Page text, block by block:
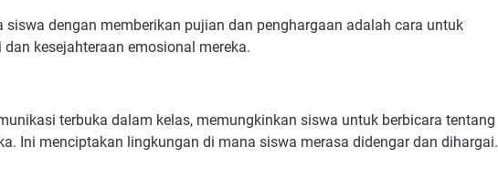
siswa dengan memberikan pujian dan penghargaan adalah cara untuk
kesejahteraan emosional mereka.
terbuka dalam kelas, memungkinkan siswa untuk berbicara tentang
Ini menciptakan lingkungan di mana siswa merasa didengar dan dihargai.